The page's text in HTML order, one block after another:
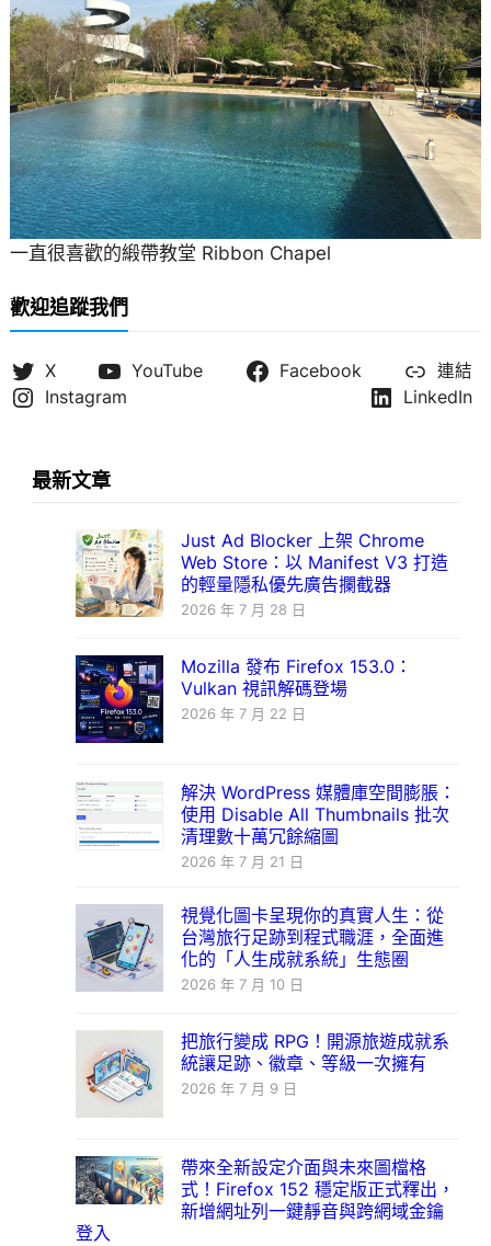
一直很喜歡的緞帶教堂 Ribbon Chapel
歡迎追蹤我們
X YouTube Facebook
連結
Instagram
LinkedIn
最新文章
Just Ad Blocker 上架 Chrome
Web Store：以 Manifest V3 打造
的輕量隱私優先廣告攔截器
2026 年 7 月 28 日
Mozilla 發布 Firefox 153.0：
Vulkan 視訊解碼登場
2026 年 7 月 22 日
解決 WordPress 媒體庫空間膨脹：
使用 Disable All Thumbnails 批次
清理數十萬冗餘縮圖
2026 年 7 月 21 日
視覺化圖卡呈現你的真實人生：從
台灣旅行足跡到程式職涯，全面進
化的「人生成就系統」生態圈
2026 年 7 月 10 日
把旅行變成 RPG！開源旅遊成就系
統讓足跡、徽章、等級一次擁有
2026 年 7 月 9 日
帶來全新設定介面與未來圖檔格
式！Firefox 152 穩定版正式釋出，
新增網址列一鍵靜音與跨網域金鑰
登入